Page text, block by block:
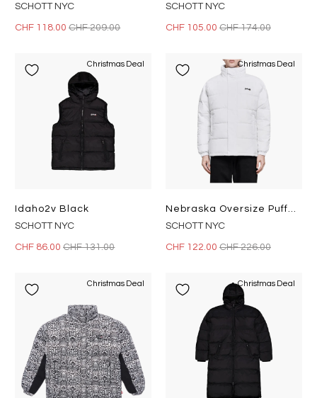
SCHOTT NYC
CHF 118.00CHF 209.00
SCHOTT NYC
CHF 105.00 CHF 174.00
Christmas Deal
Idaho2v Black
SCHOTT NYC
CHF 86.00CHF 131.00
Christmas Deal
Nebraska Oversize Puffer Jacke White
SCHOTT NYC
CHF 122.00 CHF 226.00
Christmas Deal Christmas Deal